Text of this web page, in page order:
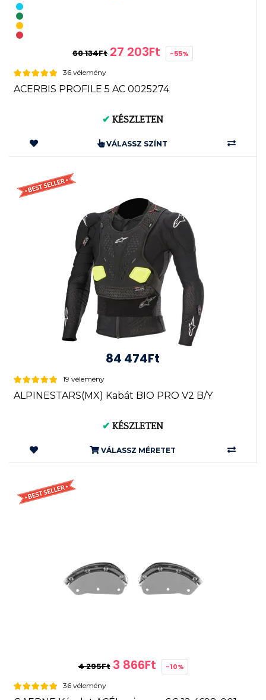
60 134Ft 27 203Ft -55%
36 vélemény
ACERBIS PROFILE 5 AC 0025274
✔ KÉSZLETEN
VÁLASSZ SZÍNT
84 474Ft
19 vélemény
ALPINESTARS(MX) Kabát BIO PRO V2 B/Y
✔ KÉSZLETEN
VÁLASSZ MÉRETET
4 295Ft 3 866Ft -10%
36 vélemény